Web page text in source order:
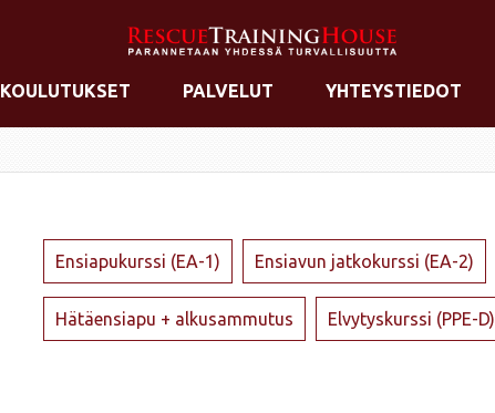
KOULUTUKSET PALVELUT YHTEYSTIEDOT
Ensiapukurssi (EA-1) Ensiavun jatkokurssi (EA-2)
Hätäensiapu + alkusammutus Elvytyskurssi (PPE-D)